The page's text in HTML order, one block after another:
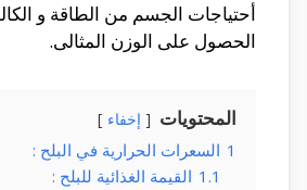
أحتياجات الجسم من الطاقة و
الحصول على الوزن المثالى.
المحتويات إخفاء
1 السعرات الحرارية في البلح :
1.1 القيمة الغذائية للبلح :